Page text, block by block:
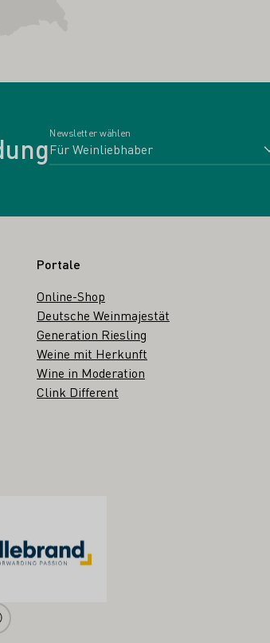
Newsletter wählen
Portale
Online-Shop
Deutsche Weinmajestät
Generation Riesling
Weine mit Herkunft
Wine in Moderation
Clink Different